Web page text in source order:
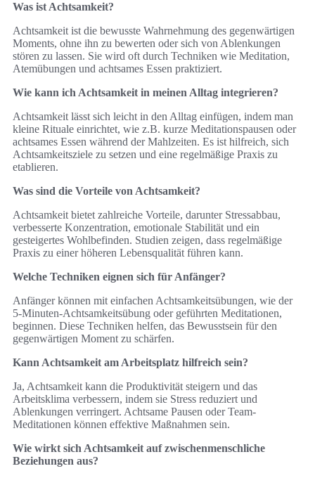
Was ist Achtsamkeit?
Achtsamkeit ist die bewusste Wahrnehmung des gegenwärtigen
Moments, ohne ihn zu bewerten oder sich von Ablenkungen
stören zu lassen. Sie wird oft durch Techniken wie Meditation,
Atemübungen und achtsames Essen praktiziert.
Wie kann ich Achtsamkeit in meinen Alltag integrieren?
Achtsamkeit lässt sich leicht in den Alltag einfügen, indem man
kleine Rituale einrichtet, wie z.B. kurze Meditationspausen oder
achtsames Essen während der Mahlzeiten. Es ist hilfreich, sich
Achtsamkeitsziele zu setzen und eine regelmäßige Praxis zu
etablieren.
Was sind die Vorteile von Achtsamkeit?
Achtsamkeit bietet zahlreiche Vorteile, darunter Stressabbau,
verbesserte Konzentration, emotionale Stabilität und ein
gesteigertes Wohlbefinden. Studien zeigen, dass regelmäßige
Praxis zu einer höheren Lebensqualität führen kann.
Welche Techniken eignen sich für Anfänger?
Anfänger können mit einfachen Achtsamkeitsübungen, wie der
5-Minuten-Achtsamkeitsübung oder geführten Meditationen,
beginnen. Diese Techniken helfen, das Bewusstsein für den
gegenwärtigen Moment zu schärfen.
Kann Achtsamkeit am Arbeitsplatz hilfreich sein?
Ja, Achtsamkeit kann die Produktivität steigern und das
Arbeitsklima verbessern, indem sie Stress reduziert und
Ablenkungen verringert. Achtsame Pausen oder Team-
Meditationen können effektive Maßnahmen sein.
Wie wirkt sich Achtsamkeit auf zwischenmenschliche
Beziehungen aus?